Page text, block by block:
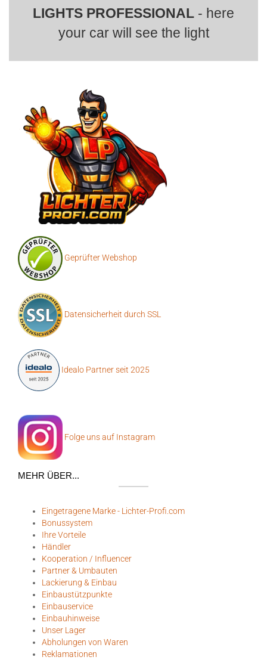
LIGHTS PROFESSIONAL - here
your car will see the light
Geprüfter Webshop
Datensicherheit durch SSL
Idealo Partner seit 2025
Folge uns auf Instagram
MEHR ÜBER...
Eingetragene Marke - Lichter-Profi.com
Bonussystem
Ihre Vorteile
Händler
Kooperation / Influencer
Partner & Umbauten
Lackierung & Einbau
Einbaustützpunkte
Einbauservice
Einbauhinweise
Unser Lager
Abholungen von Waren
Reklamationen